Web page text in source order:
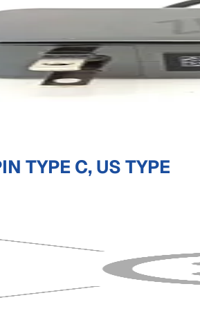
TYPE C, US TYPE